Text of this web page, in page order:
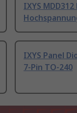
IXYS
IXYS Panel
7-Pin TO-240